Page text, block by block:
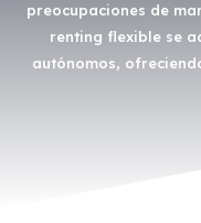
preocupaciones de
renting flexible se
autónomos,